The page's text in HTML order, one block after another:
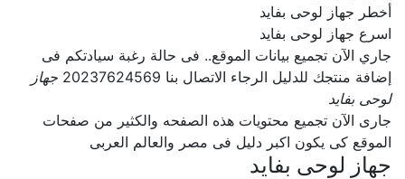
أخطر جهاز لوحى بفايد
اسرع جهاز لوحى بفايد
جاري الآن تجميع بيانات الموقع.. فى حالة رغبة سيادتكم فى
إضافة منتجك للدليل الرجاء الاتصال بنا 20237624569
جهاز
لوحى بفايد
جارى الآن تجميع محتويات هذه الصفحه والكثير من صفحات
الموقع كى يكون اكبر دليل فى مصر والعالم العربى
جهاز لوحى بفايد